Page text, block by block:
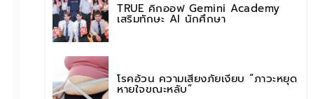
TRUE คิกออฟ Gemini Academy
เสริมทักษะ AI นักศึกษา
โรคอ้วน ความเสี่ยงภัยเงียบ “ภาวะหยุด
หายใจขณะหลับ”